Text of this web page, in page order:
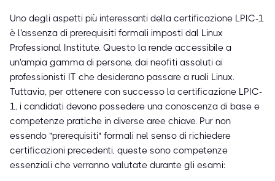
Uno degli aspetti più interessanti della certificazione LPIC-1
è l'assenza di prerequisiti formali imposti dal Linux
Professional Institute. Questo la rende accessibile a
un'ampia gamma di persone, dai neofiti assoluti ai
professionisti IT che desiderano passare a ruoli Linux.
Tuttavia, per ottenere con successo la certificazione LPIC-
1, i candidati devono possedere una conoscenza di base e
competenze pratiche in diverse aree chiave. Pur non
essendo "prerequisiti" formali nel senso di richiedere
certificazioni precedenti, queste sono competenze
essenziali che verranno valutate durante gli esami: